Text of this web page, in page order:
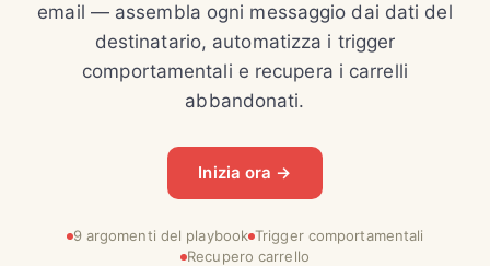
email — assembla ogni messaggio dai dati del
destinatario, automatizza i trigger
comportamentali e recupera i carrelli
abbandonati.
Inizia ora →
9 argomenti del playbook Trigger comportamentali
Recupero carrello